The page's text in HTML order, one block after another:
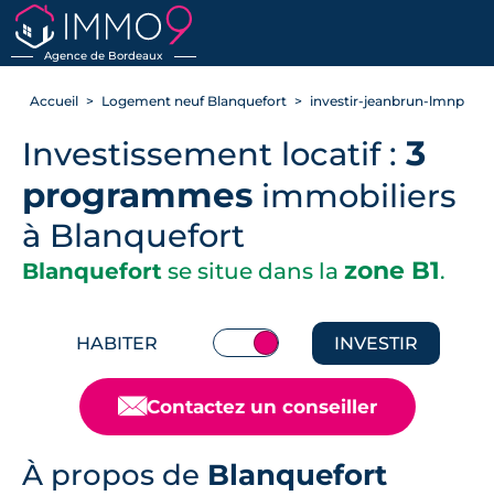
Agence de Bordeaux
RETOUR
Accueil Logement neuf Blanquefort investir-jeanbrun-lmnp
Investissement locatif : 3
programmes immobiliers
à Blanquefort
Blanquefort se situe dans la zone B1.
HABITER INVESTIR
📧Contactez un conseiller
À propos de Blanquefort